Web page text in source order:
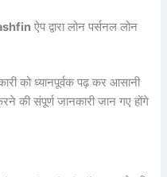
ऐप द्वारा लोन पर्सनल लोन
को ध्यानपूर्वक पढ़ कर आसानी
की संपूर्ण जानकारी जान गए होंगे